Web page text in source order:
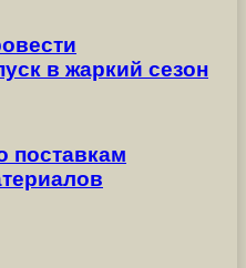
в жаркий сезон
поставкам